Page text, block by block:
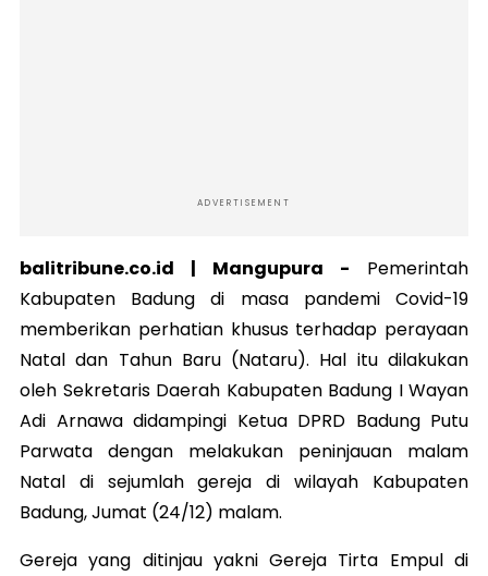
ADVERTISEMENT
balitribune.co.id | Mangupura - Pemerintah
Kabupaten Badung di masa pandemi Covid-19
memberikan perhatian khusus terhadap perayaan
Natal dan Tahun Baru (Nataru). Hal itu dilakukan
oleh Sekretaris Daerah Kabupaten Badung I Wayan
Adi Arnawa didampingi Ketua DPRD Badung Putu
Parwata dengan melakukan peninjauan malam
Natal di sejumlah gereja di wilayah Kabupaten
Badung, Jumat (24/12) malam.
Gereja yang ditinjau yakni Gereja Tirta Empul di